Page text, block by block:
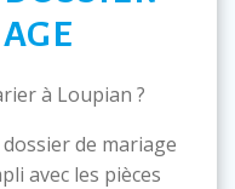
à Loupian ?
de mariage
avec les pièces